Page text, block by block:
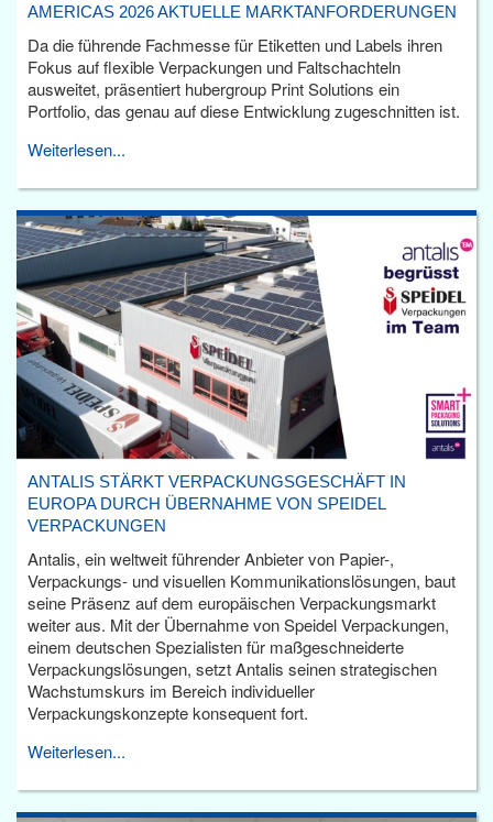
AMERICAS 2026 AKTUELLE MARKTANFORDERUNGEN
Da die führende Fachmesse für Etiketten und Labels ihren
Fokus auf flexible Verpackungen und Faltschachteln
ausweitet, präsentiert hubergroup Print Solutions ein
Portfolio, das genau auf diese Entwicklung zugeschnitten ist.
Weiterlesen...
ANTALIS STÄRKT VERPACKUNGSGESCHÄFT IN
EUROPA DURCH ÜBERNAHME VON SPEIDEL
VERPACKUNGEN
Antalis, ein weltweit führender Anbieter von Papier-,
Verpackungs- und visuellen Kommunikationslösungen, baut
seine Präsenz auf dem europäischen Verpackungsmarkt
weiter aus. Mit der Übernahme von Speidel Verpackungen,
einem deutschen Spezialisten für maßgeschneiderte
Verpackungslösungen, setzt Antalis seinen strategischen
Wachstumskurs im Bereich individueller
Verpackungskonzepte konsequent fort.
Weiterlesen...